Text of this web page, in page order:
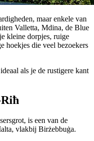
maar enkele van
Valletta, Mdina, de Blue
kleine dorpjes, ruige
hoekjes die veel bezoekers
als je de rustigere kant
is een van de
vlakbij Birżebbuġa.